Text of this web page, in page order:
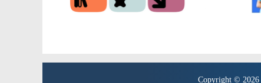
Copyright © 2026